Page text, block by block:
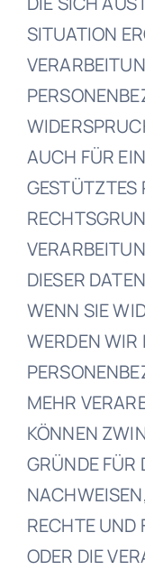
SITUATION
AUCH FÜR
GESTÜTZTES
DIESER
WENN SIE
WERDEN WIR
MEHR
KÖNNEN
GRÜNDE FÜR
RECHTE UND
ODER DIE